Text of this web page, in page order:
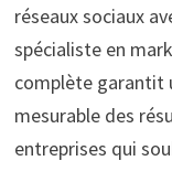
réseaux sociaux
spécialiste en
complète garantit
mesurable des
entreprises qui